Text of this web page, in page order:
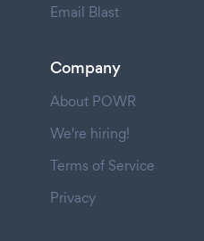
Email Blast
Company
About POWR
We're hiring!
Terms of Service
Privacy